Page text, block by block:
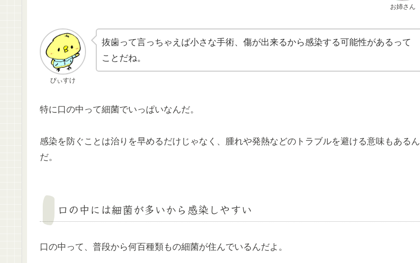
お姉さん
ぴぃすけ
抜歯って言っちゃえば小さな手術、傷が出来るから感染する可能性があるって
ことだね。
特に口の中って細菌でいっぱいなんだ。
感染を防ぐことは治りを早めるだけじゃなく、腫れや発熱などのトラブルを避ける意味もあるん
だ。
口の中には細菌が多いから感染しやすい
口の中って、普段から何百種類もの細菌が住んでいるんだよ。